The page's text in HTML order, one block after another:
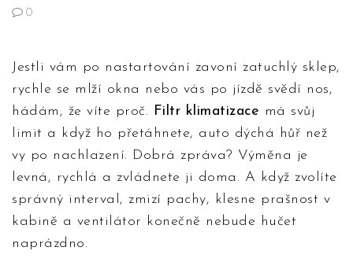
0
Jestli vám po nastartování zavoní zatuchlý sklep,
rychle se mlží okna nebo vás po jízdě svědí nos,
hádám, že víte proč. Filtr klimatizace má svůj
limit a když ho přetáhnete, auto dýchá hůř než
vy po nachlazení. Dobrá zpráva? Výměna je
levná, rychlá a zvládnete ji doma. A když zvolíte
správný interval, zmizí pachy, klesne prašnost v
kabině a ventilátor konečně nebude hučet
naprázdno.